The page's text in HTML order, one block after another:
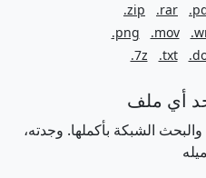
.zip
.rar
.png
.mov
.7z
.txt
أي ملف
الشبكة بأكملها. وجدته،